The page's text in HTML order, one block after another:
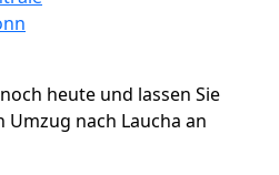
heute und lassen Sie
nach Laucha an